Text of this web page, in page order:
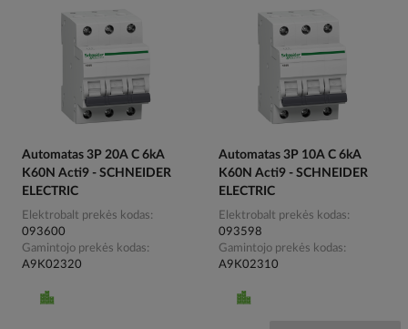
Automatas 3P 20A C 6kA
K60N Acti9 - SCHNEIDER
ELECTRIC
Elektrobalt prekės kodas
093600
Gamintojo prekės kodas
A9K02320
Automatas 3P 10A C 6kA
K60N Acti9 - SCHNEIDER
ELECTRIC
Elektrobalt prekės kodas
093598
Gamintojo prekės kodas
A9K02310